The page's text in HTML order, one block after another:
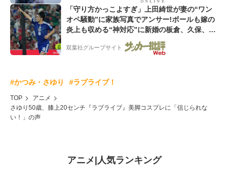
「守り方かっこよすぎ」上田綺世が妻の“ワン
オペ騒動”に家族写真でアンサー!ボールも嫁の
炎上も収める“神対応”に新婚の板倉、久保、長
友夫妻も続々エール!
双葉社グループサイト
#かつみ・さゆり #ラブライブ！
TOP
アニメ
さゆり50歳、膝上20センチ『ラブライブ』美脚コスプレに「信じられな
い！」の声
アニメ 人気ランキング